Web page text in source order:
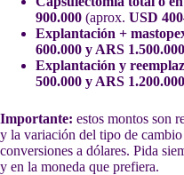
900.000 (aprox. USD
Explantación +
600.000 y ARS 1.500.000
Explantación y
500.000 y ARS 1.200.000
Importante: estos montos son
y la variación del tipo de
conversiones a dólares. Pida
y en la moneda que prefiera.